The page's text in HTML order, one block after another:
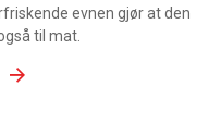
evnen gjør at den
til mat.